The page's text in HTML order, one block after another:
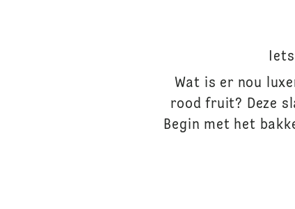
Wat is er nou
rood fruit? Deze
Begin met het